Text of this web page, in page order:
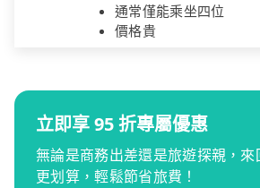
通常僅能乘坐四位
價格貴
立即享 95 折專屬優惠
無論是商務出差還是旅遊探親，
更划算，輕鬆節省旅費！